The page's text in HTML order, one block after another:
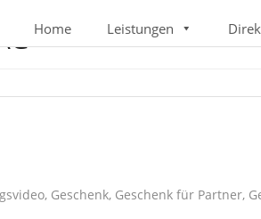
Home Leistungen
, Geschenk, Geschenk für Partner,